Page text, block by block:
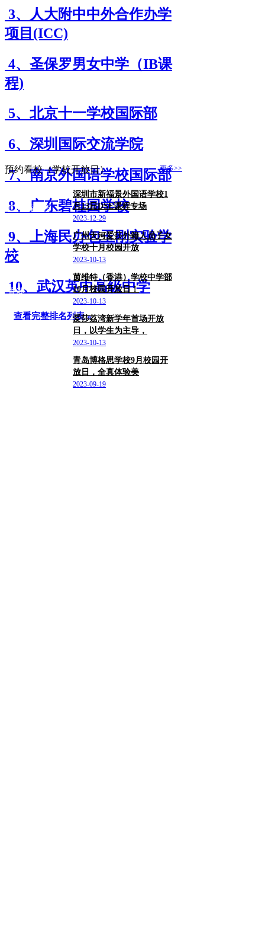
3、人大附中中外合作办学
项目(ICC)
4、圣保罗男女中学（IB课
程)
5、北京十一学校国际部
6、深圳国际交流学院
7、南京外国语学校国际部
8、广东碧桂园学校
9、上海民办包玉刚实验学
校
10、武汉英中高级中学
查看完整排名列表 »
预约看校（学校开放日） 更多>>
广东/深圳市
深圳市新福景外国语学校1
月13日DSE课程专场
2023-12-29
广东
广州天河爱莎外籍人员子女
学校十月校园开放
2023-10-13
香港
茵维特（香港）学校中学部
10月校园开放日！
2023-10-13
爱莎荔湾新学年首场开放
日，以学生为主导，
2023-10-13
青岛博格思学校9月校园开
放日，全真体验美
2023-09-19